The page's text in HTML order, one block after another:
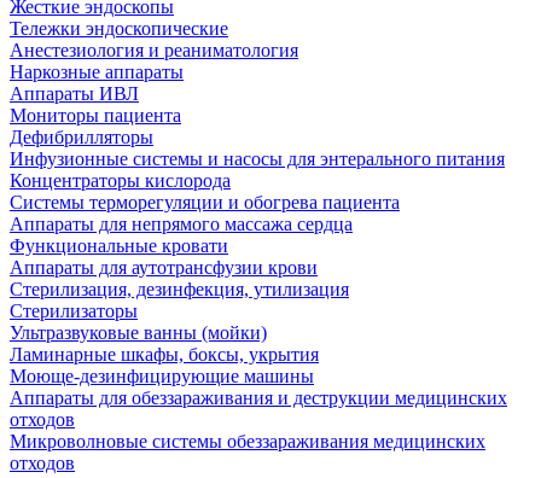
Жесткие эндоскопы
Тележки эндоскопические
Анестезиология и реаниматология
Наркозные аппараты
Аппараты ИВЛ
Мониторы пациента
Дефибрилляторы
Инфузионные системы и насосы для энтерального питания
Концентраторы кислорода
Системы терморегуляции и обогрева пациента
Аппараты для непрямого массажа сердца
Функциональные кровати
Аппараты для аутотрансфузии крови
Стерилизация, дезинфекция, утилизация
Стерилизаторы
Ультразвуковые ванны (мойки)
Ламинарные шкафы, боксы, укрытия
Моюще-дезинфицирующие машины
Аппараты для обеззараживания и деструкции медицинских
отходов
Микроволновые системы обеззараживания медицинских
отходов